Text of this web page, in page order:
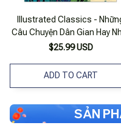
Illustrated Classics -
Câu Chuyện Dân Gian Hay
Thế Giới
$25.99 USD
ADD TO CART
SẢN